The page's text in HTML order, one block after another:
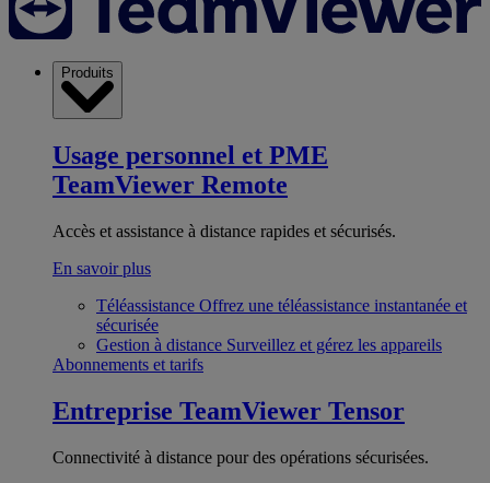
Produits
Usage personnel et PME
TeamViewer Remote
Accès et assistance à distance rapides et sécurisés.
En savoir plus
Téléassistance Offrez une téléassistance instantanée et
sécurisée
Gestion à distance Surveillez et gérez les appareils
Abonnements et tarifs
Entreprise TeamViewer Tensor
Connectivité à distance pour des opérations sécurisées.